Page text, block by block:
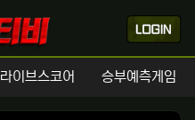
라이브스코어 승부예측게임